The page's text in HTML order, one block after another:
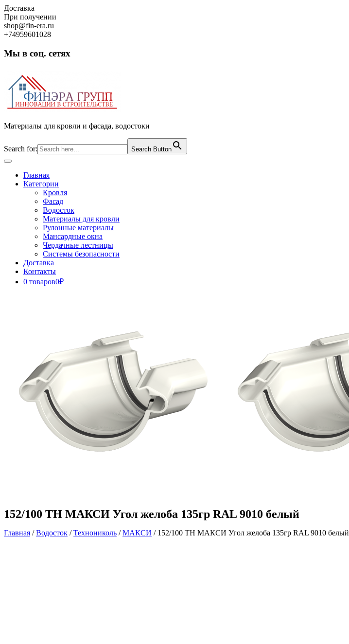
Skip
to
content
Доставка
При получении
shop@fin-era.ru
+74959601028
Мы в соц. сетях
Материалы для кровли и фасада, водостоки
Search for: Search Button
Open
ButtonГлавная
Категории
Кровля
Фасад
Водосток
Материалы для кровли
Рулонные материалы
Мансардные окна
Чердачные лестницы
Системы безопасности
Доставка
Контакты
0 товаров0₽
152/100 ТН МАКСИ Угол желоба 135гр RAL 9010 белый
Главная /Водосток /Технониколь /МАКСИ / 152/100 ТН МАКСИ Угол желоба 135гр RAL 9010 белый